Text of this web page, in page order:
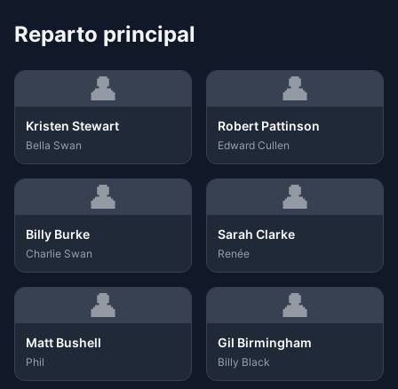
Reparto principal
👤
Kristen Stewart
Bella Swan
👤
Robert Pattinson
Edward Cullen
👤
Billy Burke
Charlie Swan
👤
Sarah Clarke
Renée
👤
Matt Bushell
Phil
👤
Gil Birmingham
Billy Black